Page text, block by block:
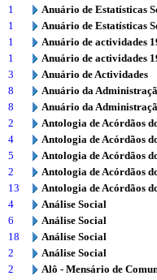
1
Anuário de Estatísticas
1
Anuário de Estatísticas
1
Anuário de actividades
1
Anuário de actividades
3
Anuário de Actividades
8
Anuário da
8
Anuário da
2
Antologia de Acórdãos
4
Antologia de Acórdãos
5
Antologia de Acórdãos
2
Antologia de Acórdãos
13
Antologia de Acórdãos
4
Análise Social
6
Análise Social
18
Análise Social
2
Análise Social
2
Alô - Mensário de